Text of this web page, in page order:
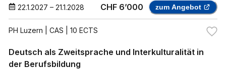
22.1.2027 – 21.1.2028 CHF 6’000 zum Angebot
PH Luzern | CAS | 10 ECTS
Deutsch als Zweitsprache und Interkulturalität in
der Berufsbildung